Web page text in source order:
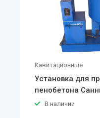
Кавитационные
Установка для
пенобетона
В наличии